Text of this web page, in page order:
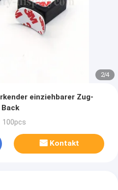
2/4
einziehbarer Zug-
100pcs
Kontakt